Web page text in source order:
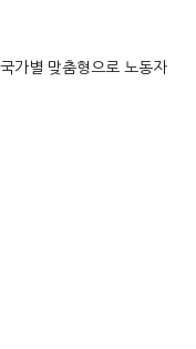
가별 맞춤형으로 노동자